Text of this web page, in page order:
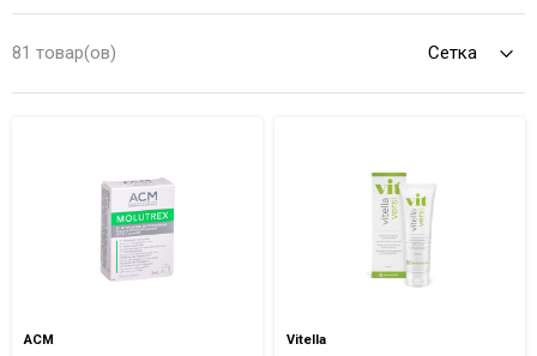
81 товар(ов)
ACM Vitella